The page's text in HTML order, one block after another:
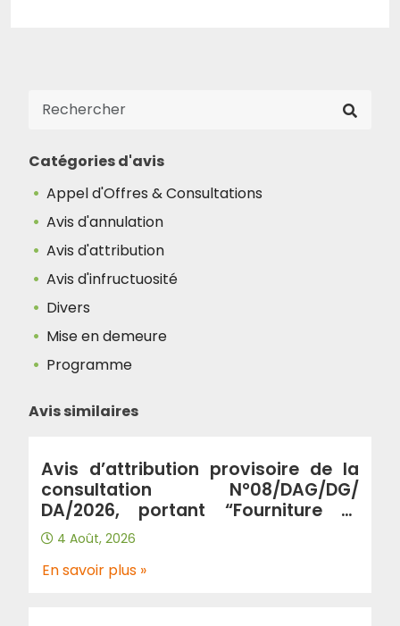
Catégories d'avis
Appel d'Offres & Consultations
Avis d'annulation
Avis d'attribution
Avis d'infructuosité
Divers
Mise en demeure
Programme
Avis similaires
Avis d’attribution provisoire de la
consultation N°08/DAG/DG/
DA/2026, portant “Fourniture et
livraison des produits de peinture et
articles d’électricité au profit de
L’EPIC-ADA répartie en deux lots: Lot
4 Août, 2026
En savoir plus »